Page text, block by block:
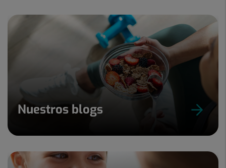
Nuestros blogs